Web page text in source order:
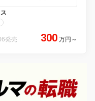
発売 300 万円 ～